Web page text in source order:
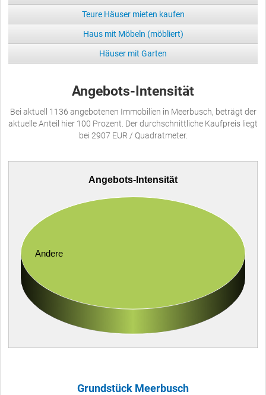
Teure Häuser mieten kaufen
Haus mit Möbeln (möbliert)
Häuser mit Garten
Angebots-Intensität
Bei aktuell 1136 angebotenen Immobilien in Meerbusch, beträgt der
aktuelle Anteil hier 100 Prozent. Der durchschnittliche Kaufpreis liegt
bei 2907 EUR / Quadratmeter.
Angebots-Intensität
Andere
Grundstück Meerbusch